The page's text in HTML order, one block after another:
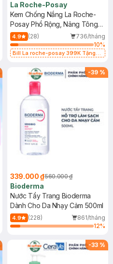
La Roche-Posay
Kem Chống Nắng La Roche-
Posay Phổ Rộng, Nâng Tông
Kiềm Dầu 50ml
4.9 (28)
736/tháng
10%
Bill La roche-posay 399K Tặng
(SL có hạn)
-39 %
339.000 ₫560.000 ₫
Bioderma
Nước Tẩy Trang Bioderma
Dành Cho Da Nhạy Cảm 500ml
4.9 (228)
861/tháng
12%
-33 %